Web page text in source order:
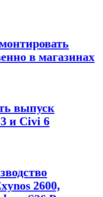
в магазинах
выпуск
и Civi 6
2600,